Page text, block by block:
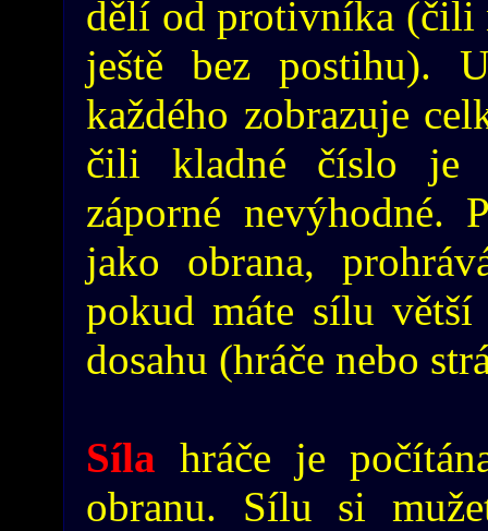
dělí od protivníka (čili
ještě bez postihu).
každého zobrazuje
čili kladné číslo je
záporné nevýhodné.
jako obrana,
pokud máte sílu
dosahu (hráče nebo
Síla hráče je
obranu. Sílu si